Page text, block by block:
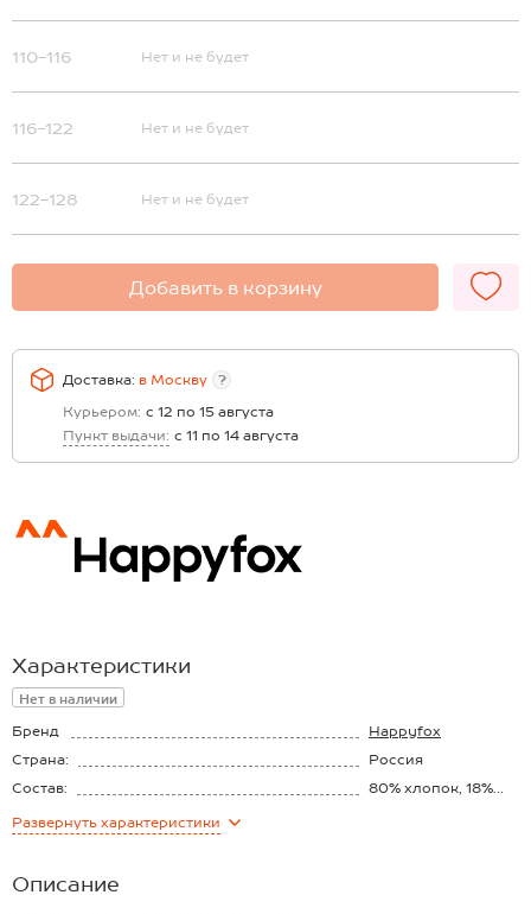
110-116 Нет и не будет
116-122 Нет и не будет
122-128 Нет и не будет
Добавить в корзину
Доставка: в Москву
?
Курьером: с 12 по 15 августа
Пункт выдачи: с 11 по 14 августа
Характеристики
Нет в наличии
Бренд
Happyfox
Страна:
Россия
Состав:
80% хлопок, 18%
Развернуть характеристики
Описание